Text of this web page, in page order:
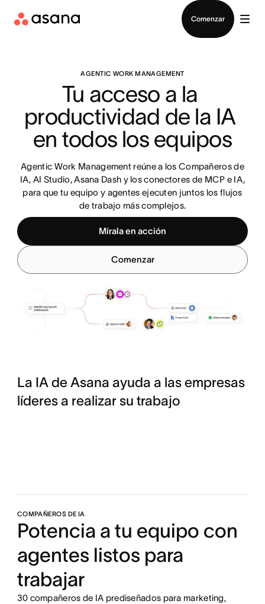
Comenzar
AGENTIC WORK MANAGEMENT
Tu acceso a la
productividad de la IA
en todos los equipos
Agentic Work Management reúne a los Compañeros de
IA, AI Studio, Asana Dash y los conectores de MCP e IA,
para que tu equipo y agentes ejecuten juntos los flujos
de trabajo más complejos.
Mírala en acción
Comenzar
La IA de Asana ayuda a las empresas
líderes a realizar su trabajo
COMPAÑEROS DE IA
Potencia a tu equipo con
agentes listos para
trabajar
30 compañeros de IA prediseñados para marketing,